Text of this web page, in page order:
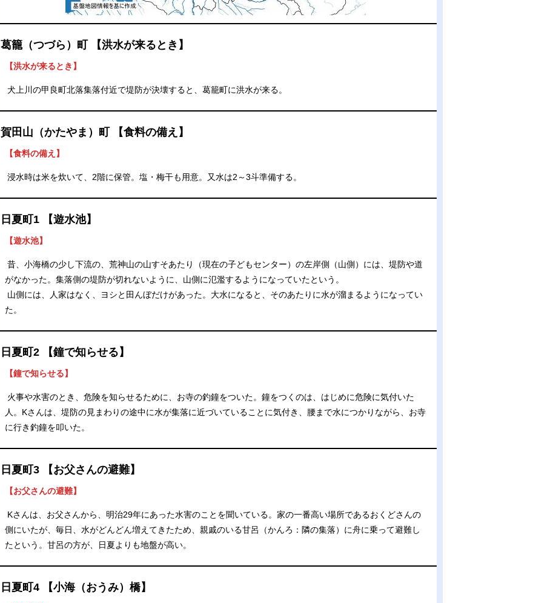
葛籠（つづら）町 【洪水が来るとき】
【洪水が来るとき】
犬上川の甲良町北落集落付近で堤防が決壊すると、葛籠町に洪水が来る。
賀田山（かたやま）町 【食料の備え】
【食料の備え】
浸水時は米を炊いて、2階に保管。塩・梅干も用意。又水は2～3斗準備する。
日夏町1 【遊水池】
【遊水池】
昔、小海橋の少し下流の、荒神山の山すそあたり（現在の子どもセンター）の左岸側（山側）には、堤防や道
がなかった。集落側の堤防が切れないように、山側に氾濫するようになっていたという。
山側には、人家はなく、ヨシと田んぼだけがあった。大水になると、そのあたりに水が溜まるようになってい
た。
日夏町2 【鐘で知らせる】
【鐘で知らせる】
火事や水害のとき、危険を知らせるために、お寺の釣鐘をついた。鐘をつくのは、はじめに危険に気付いた
人。Kさんは、堤防の見まわりの途中に水が集落に近づいていることに気付き、腰まで水につかりながら、お寺
に行き釣鐘を叩いた。
日夏町3 【お父さんの避難】
【お父さんの避難】
Kさんは、お父さんから、明治29年にあった水害のことを聞いている。家の一番高い場所であるおくどさんの
側にいたが、毎日、水がどんどん増えてきたため、親戚のいる甘呂（かんろ：隣の集落）に舟に乗って避難し
たという。甘呂の方が、日夏よりも地盤が高い。
日夏町4 【小海（おうみ）橋】